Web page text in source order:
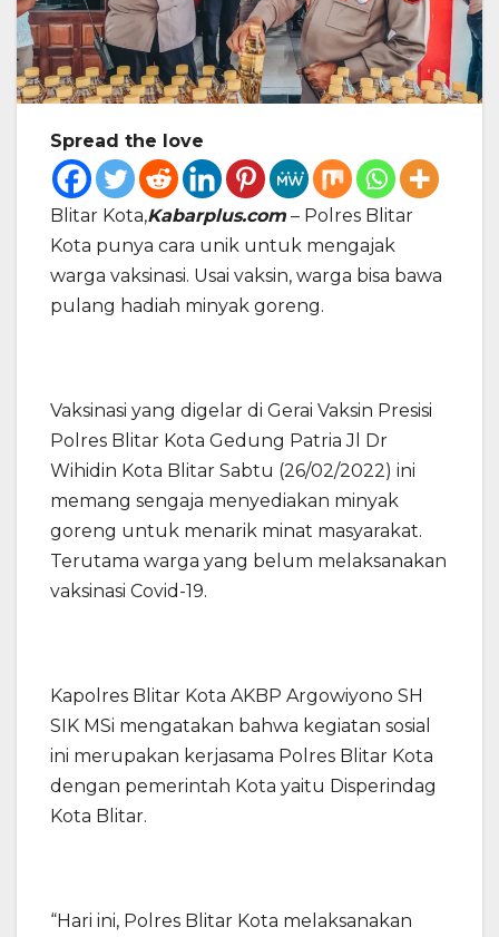
Spread the love
Blitar Kota,Kabarplus.com – Polres Blitar
Kota punya cara unik untuk mengajak
warga vaksinasi. Usai vaksin, warga bisa bawa
pulang hadiah minyak goreng.
Vaksinasi yang digelar di Gerai Vaksin Presisi
Polres Blitar Kota Gedung Patria Jl Dr
Wihidin Kota Blitar Sabtu (26/02/2022) ini
memang sengaja menyediakan minyak
goreng untuk menarik minat masyarakat.
Terutama warga yang belum melaksanakan
vaksinasi Covid-19.
Kapolres Blitar Kota AKBP Argowiyono SH
SIK MSi mengatakan bahwa kegiatan sosial
ini merupakan kerjasama Polres Blitar Kota
dengan pemerintah Kota yaitu Disperindag
Kota Blitar.
“Hari ini, Polres Blitar Kota melaksanakan